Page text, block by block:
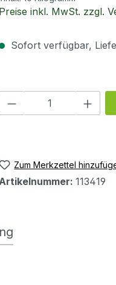
Preise inkl. MwSt. zzgl.
Sofort verfügbar,
Produkt
Zum Merkzettel
Artikelnummer: 113419